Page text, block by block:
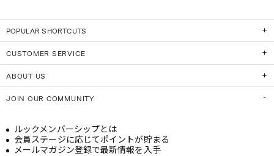
POPULAR SHORTCUTS
CUSTOMER SERVICE
ABOUT US
JOIN OUR COMMUNITY
ルックメンバーシップとは
会員ステージに応じてポイントが貯まる
メールマガジン登録で最新情報を入手